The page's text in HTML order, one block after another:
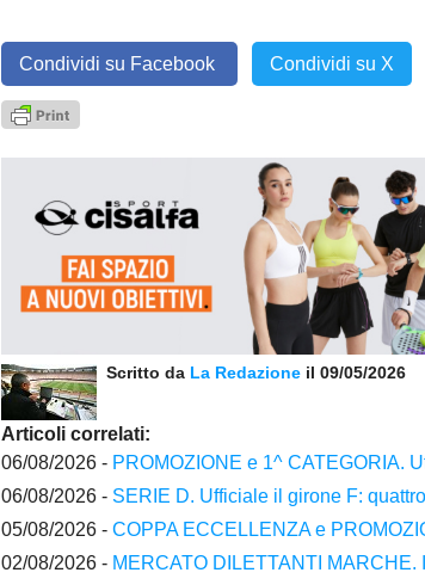
Condividi su Facebook Condividi su X
Scritto da La Redazione il 09/05/2026
Articoli correlati:
06/08/2026 - PROMOZIONE e 1^ CATEGORIA.
06/08/2026 - SERIE D. Ufficiale il girone F:
05/08/2026 - COPPA ECCELLENZA e
02/08/2026 - MERCATO DILETTANTI MARCHE.